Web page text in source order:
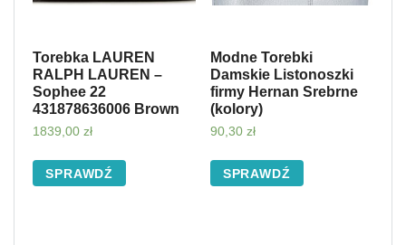
Torebka LAUREN
RALPH LAUREN –
Sophee 22
431878636006 Brown
1839,00 zł
SPRAWDŹ
Modne Torebki
Damskie Listonoszki
firmy Hernan Srebrne
(kolory)
90,30 zł
SPRAWDŹ